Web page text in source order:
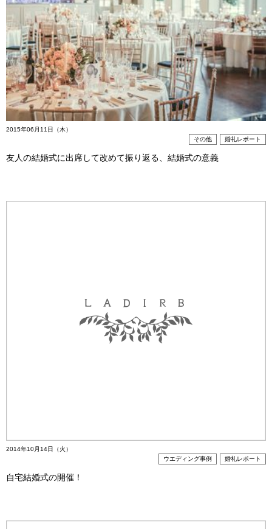
2015年06月11日（木）
その他
婚礼レポート
友人の結婚式に出席して改めて振り返る、結婚式の意義
2014年10月14日（火）
ウエディング事例
婚礼レポート
自宅結婚式の開催！